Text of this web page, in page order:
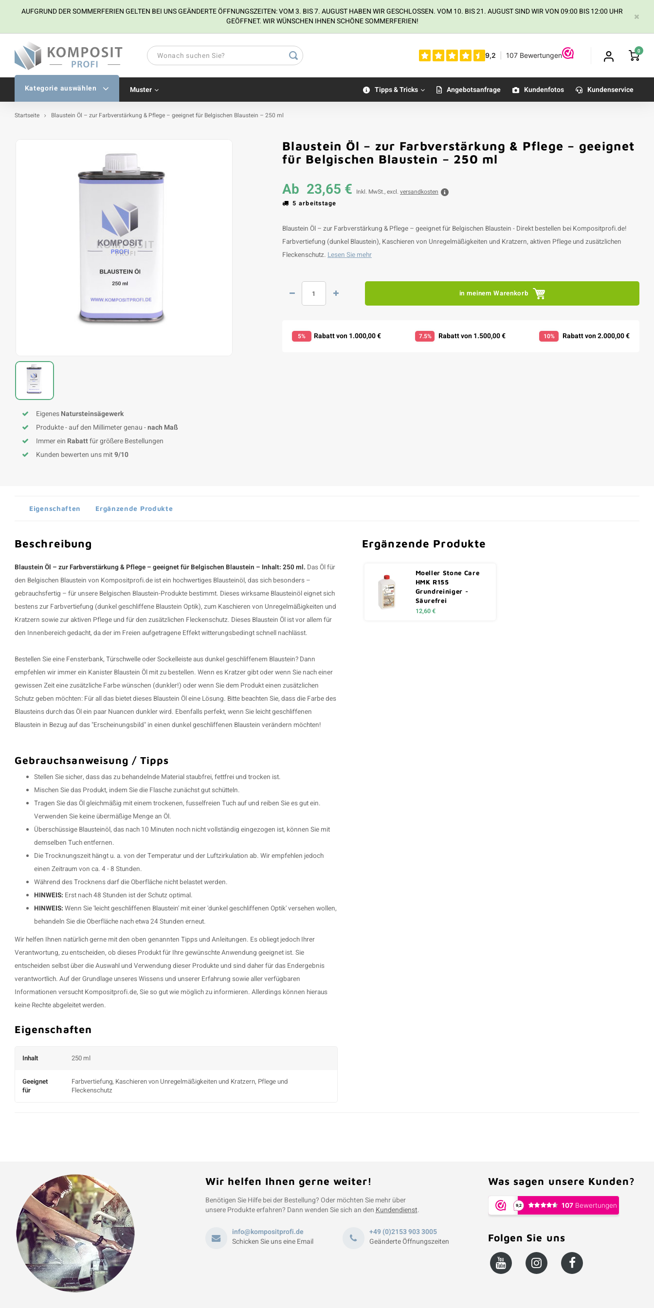
AUFGRUND DER SOMMERFERIEN GELTEN BEI UNS GEÄNDERTE ÖFFNUNGSZEITEN: VOM 3. BIS 7. AUGUST HABEN WIR GESCHLOSSEN. VOM 10. BIS 21. AUGUST SIND WIR VON 09:00 BIS 12:00 UHR
GEÖFFNET. WIR WÜNSCHEN IHNEN SCHÖNE SOMMERFERIEN!
0
Kategorie auswählen Muster Tipps & Tricks Angebotsanfrage Kundenfotos Kundenservice
Startseite Blaustein Öl – zur Farbverstärkung & Pflege – geeignet für Belgischen Blaustein – 250 ml
EigenesNatursteinsägewerk
Produkte - auf den Millimeter genau -nach Maß
Immer ein Rabattfür größere Bestellungen
Kunden bewerten uns mit9/10
Blaustein Öl – zur Farbverstärkung & Pflege – geeignet
für Belgischen Blaustein – 250 ml
Ab 23,65 € Inkl. MwSt., excl. versandkosten
5 arbeitstage
Blaustein Öl – zur Farbverstärkung & Pflege – geeignet für Belgischen Blaustein - Direkt bestellen bei Kompositprofi.de!
Farbvertiefung (dunkel Blaustein), Kaschieren von Unregelmäßigkeiten und Kratzern, aktiven Pflege und zusätzlichen
Fleckenschutz. Lesen Sie mehr
in meinem Warenkorb
5% Rabatt von 1.000,00 € 7.5% Rabatt von 1.500,00 € 10% Rabatt von 2.000,00 €
Eigenschaften Ergänzende Produkte
Beschreibung
Blaustein Öl – zur Farbverstärkung & Pflege – geeignet für Belgischen Blaustein – Inhalt: 250 ml. Das Öl für
den Belgischen Blaustein von Kompositprofi.de ist ein hochwertiges Blausteinöl, das sich besonders –
gebrauchsfertig – für unsere Belgischen Blaustein-Produkte bestimmt. Dieses wirksame Blausteinöl eignet sich
bestens zur Farbvertiefung (dunkel geschliffene Blaustein Optik), zum Kaschieren von Unregelmäßigkeiten und
Kratzern sowie zur aktiven Pflege und für den zusätzlichen Fleckenschutz. Dieses Blaustein Öl ist vor allem für
den Innenbereich gedacht, da der im Freien aufgetragene Effekt witterungsbedingt schnell nachlässt.
Bestellen Sie eine Fensterbank, TürschwelleoderSockelleisteaus dunkel geschliffenem Blaustein? Dann
empfehlen wir immer ein Kanister Blaustein Öl mit zu bestellen. Wenn es Kratzer gibt oder wenn Sie nach einer
gewissen Zeit eine zusätzliche Farbe wünschen (dunkler!) oder wenn Sie dem Produkt einen zusätzlichen
Schutz geben möchten: Für all das bietet dieses Blaustein Öl eine Lösung. Bitte beachten Sie, dass die Farbe des
Blausteins durch das Öl ein paar Nuancen dunkler wird. Ebenfalls perfekt, wenn Sie leicht geschliffenen
Blaustein in Bezug auf das "Erscheinungsbild" in einen dunkel geschliffenen Blaustein verändern möchten!
Gebrauchsanweisung / Tipps
Stellen Sie sicher, dass das zu behandelnde Material staubfrei, fettfrei und trocken ist.
Mischen Sie das Produkt, indem Sie die Flasche zunächst gut schütteln.
Tragen Sie das Öl gleichmäßig mit einem trockenen, fusselfreien Tuch auf und reiben Sie es gut ein.
Verwenden Sie keine übermäßige Menge an Öl.
Überschüssige Blausteinöl, das nach 10 Minuten noch nicht vollständig eingezogen ist, können Sie mit
demselben Tuch entfernen.
Die Trocknungszeit hängt u. a. von der Temperatur und der Luftzirkulation ab. Wir empfehlen jedoch
einen Zeitraum von ca. 4 - 8 Stunden.
Während des Trocknens darf die Oberfläche nicht belastet werden.
HINWEIS: Erst nach 48 Stunden ist der Schutz optimal.
HINWEIS: Wenn Sie 'leicht geschliffenen Blaustein' mit einer 'dunkel geschliffenen Optik' versehen wollen,
behandeln Sie die Oberfläche nach etwa 24 Stunden erneut.
Wir helfen Ihnen natürlich gerne mit den oben genannten Tipps und Anleitungen. Es obliegt jedoch Ihrer
Verantwortung, zu entscheiden, ob dieses Produkt für Ihre gewünschte Anwendung geeignet ist. Sie
entscheiden selbst über die Auswahl und Verwendung dieser Produkte und sind daher für das Endergebnis
verantwortlich. Auf der Grundlage unseres Wissens und unserer Erfahrung sowie aller verfügbaren
Informationen versucht Kompositprofi.de, Sie so gut wie möglich zu informieren. Allerdings können hieraus
keine Rechte abgeleitet werden.
Eigenschaften
Inhalt 250 ml
Geeignet
für
Farbvertiefung, Kaschieren von Unregelmäßigkeiten und Kratzern, Pflege und
Fleckenschutz
Ergänzende Produkte
Moeller Stone Care
HMK R155
Grundreiniger -
Säurefrei
12,60 €
Wir helfen Ihnen gerne weiter!
Benötigen Sie Hilfe bei der Bestellung? Oder möchten Sie mehr über
unsere Produkte erfahren? Dann wenden Sie sich an den Kundendienst.
info@kompositprofi.de
Schicken Sie uns eine Email
+49 (0)2153 903 3005
Geänderte Öffnungszeiten
Was sagen unsere Kunden?
Folgen Sie uns